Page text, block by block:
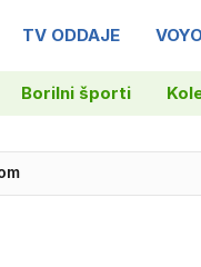
TV ODDAJE
Borilni športi